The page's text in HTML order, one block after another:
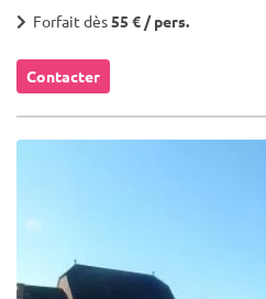
Forfait dès55 € / pers.
Contacter